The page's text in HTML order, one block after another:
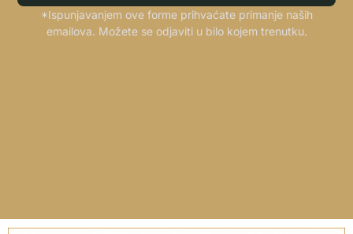
*Ispunjavanjem ove forme prihvaćate primanje naših
emailova. Možete se odjaviti u bilo kojem trenutku.